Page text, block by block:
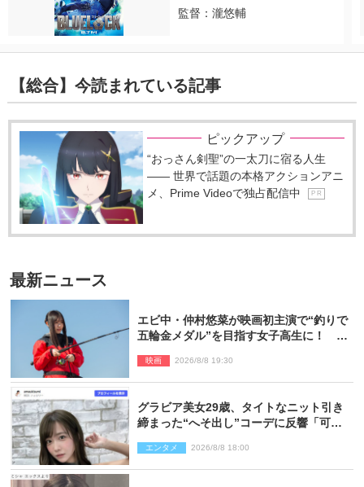
監督：瀧悠輔
【総合】今読まれている記事
ピックアップ
“おっさん剣聖”の一太刀に宿る人生
―― 世界で話題の本格アクションアニ
メ、Prime Videoで独占配信中
P R
最新ニュース
エビ中・仲村悠菜が映画初主演で“釣りで
五輪金メダル”を目指す女子高生に！ 映
映画 2026/8/8 19:30
グラビア美女29歳、タイトなニット引き
締まった“へそ出し”コーデに反響「可愛
エンタメ 2026/8/8 18:00